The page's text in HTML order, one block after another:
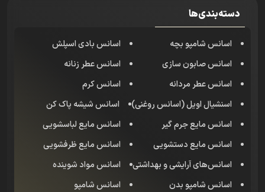
دسته‌بندی‌ها
اسانس شامپو بچه
اسانس بادی اسپلش
اسانس صابون سازی
اسانس عطر زنانه
اسانس عطر مردانه
اسانس کرم
اسنشیال اویل (اسانس روغنی)
اسانس شیشه پاک کن
اسانس مایع جرم گیر
اسانس مایع لباسشویی
اسانس مایع دستشویی
اسانس مایع ظرفشویی
اسانس‌های آرایشی و بهداشتی
اسانس مواد شوینده
اسانس شامپو بدن
اسانس شامپو